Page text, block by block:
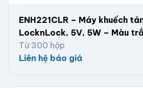
ENH221CLR – Máy khuếch
LocknLock, 5V, 5W – Màu
Từ 300 hộp
Liên hệ báo giá